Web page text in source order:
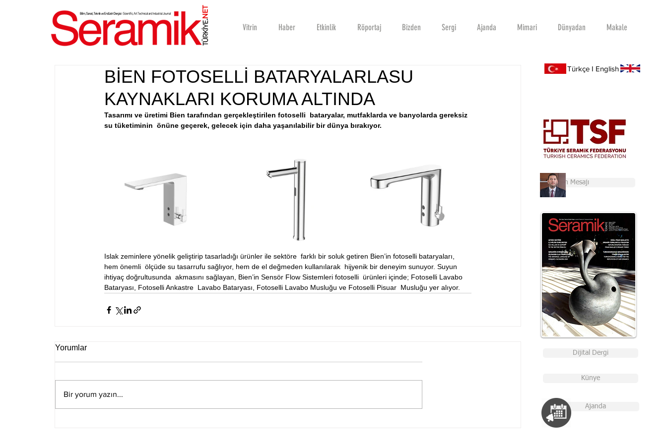
.
NET
Vitrin Haber Etkinlik Röportaj Bizden Sergi Ajanda Mimari Dünyadan Makale
BİEN FOTOSELLİ BATARYALARLASU
KAYNAKLARI KORUMA ALTINDA
Tasarımı ve üretimi Bien tarafından gerçekleştirilen fotoselli  bataryalar, mutfaklarda ve banyolarda gereksiz
su tüketiminin  önüne geçerek, gelecek için daha yaşanılabilir bir dünya bırakıyor.
Islak zeminlere yönelik geliştirip tasarladığı ürünler ile sektöre  farklı bir soluk getiren Bien’in fotoselli bataryaları,
hem önemli  ölçüde su tasarrufu sağlıyor, hem de el değmeden kullanılarak  hijyenik bir deneyim sunuyor. Suyun
ihtiyaç doğrultusunda  akmasını sağlayan, Bien’in Sensör Flow Sistemleri fotoselli  ürünleri içinde; Fotoselli Lavabo
Bataryası, Fotoselli Ankastre  Lavabo Bataryası, Fotoselli Lavabo Musluğu ve Fotoselli Pisuar  Musluğu yer alıyor.
Yorumlar
Bir yorum yazın...
Dijital Dergi
Künye
Ajanda
Türkçe I English
Başkan'ın Mesajı